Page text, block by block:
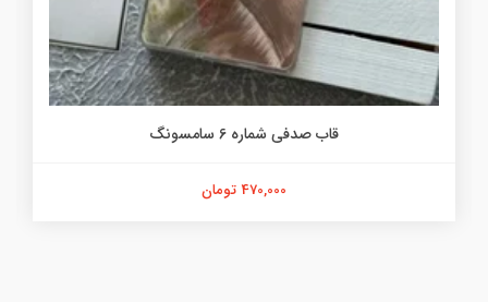
قاب صدفی شماره 6 سامسونگ
470,000 تومان